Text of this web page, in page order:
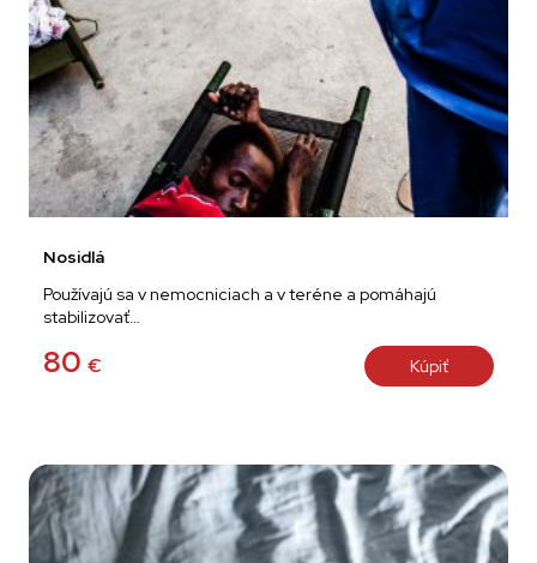
Nosidlá
80 €
Používajú sa v nemocniciach a v teréne a pomáhajú
stabilizovať…
Kúpiť